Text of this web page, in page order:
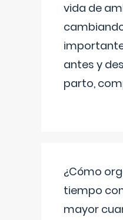
vida de
antes y
parto,
¿Cómo
tiempo
mayor